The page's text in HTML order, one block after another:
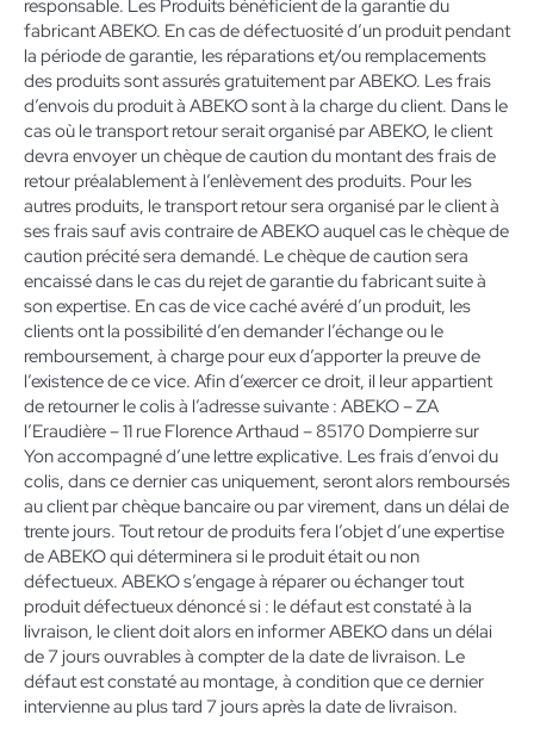
responsable. Les Produits bénéficient de la garantie du
fabricant ABEKO. En cas de défectuosité d’un produit pendant
la période de garantie, les réparations et/ou remplacements
des produits sont assurés gratuitement par ABEKO. Les frais
d’envois du produit à ABEKO sont à la charge du client. Dans le
cas où le transport retour serait organisé par ABEKO, le client
devra envoyer un chèque de caution du montant des frais de
retour préalablement à l’enlèvement des produits. Pour les
autres produits, le transport retour sera organisé par le client à
ses frais sauf avis contraire de ABEKO auquel cas le chèque de
caution précité sera demandé. Le chèque de caution sera
encaissé dans le cas du rejet de garantie du fabricant suite à
son expertise. En cas de vice caché avéré d’un produit, les
clients ont la possibilité d’en demander l’échange ou le
remboursement, à charge pour eux d’apporter la preuve de
l’existence de ce vice. Afin d’exercer ce droit, il leur appartient
de retourner le colis à l’adresse suivante : ABEKO – ZA
l’Eraudière – 11 rue Florence Arthaud – 85170 Dompierre sur
Yon accompagné d’une lettre explicative. Les frais d’envoi du
colis, dans ce dernier cas uniquement, seront alors remboursés
au client par chèque bancaire ou par virement, dans un délai de
trente jours. Tout retour de produits fera l’objet d’une expertise
de ABEKO qui déterminera si le produit était ou non
défectueux. ABEKO s’engage à réparer ou échanger tout
produit défectueux dénoncé si : le défaut est constaté à la
livraison, le client doit alors en informer ABEKO dans un délai
de 7 jours ouvrables à compter de la date de livraison. Le
défaut est constaté au montage, à condition que ce dernier
intervienne au plus tard 7 jours après la date de livraison.